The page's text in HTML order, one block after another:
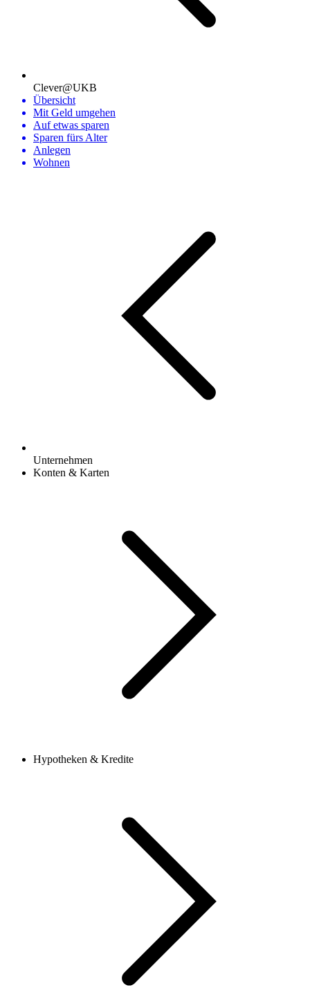
Clever@UKB
Übersicht
Mit Geld umgehen
Auf etwas sparen
Sparen fürs Alter
Anlegen
Wohnen
Unternehmen
Konten & Karten
Hypotheken & Kredite